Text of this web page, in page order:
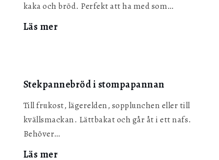
kaka och bröd. Perfekt att ha med som…
Läs mer:
vallmo
Stekpannebröd i stompapannan
Till frukost, lägerelden, sopplunchen eller till
kvällsmackan. Lättbakat och går åt i ett nafs.
Behöver…
Läs mer: